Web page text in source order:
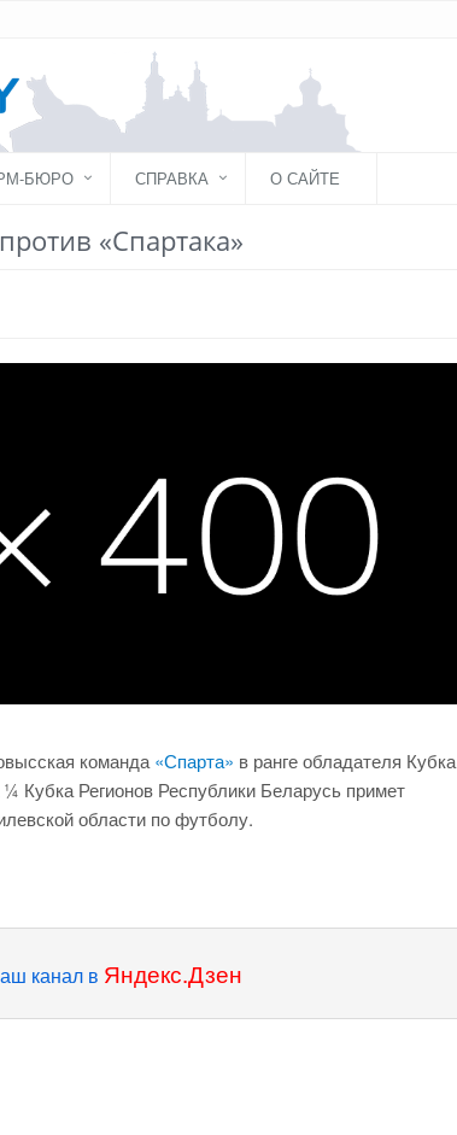
БЮРО СПРАВКА О САЙТЕ
«Спартака»
команда «Спарта» в ранге обладателя Кубка
Регионов Республики Беларусь примет
области по футболу.
канал в Яндекс.Дзен